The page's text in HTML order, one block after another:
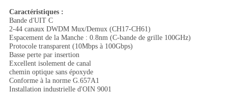
Caractéristiques :
Bande d'UIT C
2-44 canaux DWDM Mux/Demux (CH17-CH61)
Espacement de la Manche : 0.8nm (C-bande de grille 100GHz)
Protocole transparent (10Mbps à 100Gbps)
Basse perte par insertion
Excellent isolement de canal
chemin optique sans époxyde
Conforme à la norme G.657A1
Installation industrielle d'OIN 9001